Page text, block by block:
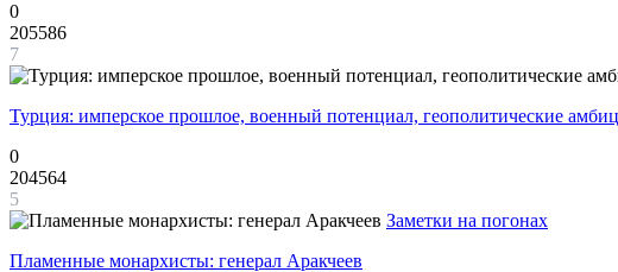
0
205586
7
Турция: имперское прошлое, военный потенциал, геополитические
0
204564
5
Заметки на погонах
Пламенные монархисты: генерал Аракчеев